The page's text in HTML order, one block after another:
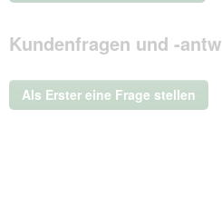
.
dieser
Aktion
ein
modales
Kundenfragen und -
Als Erster eine Frage stellen